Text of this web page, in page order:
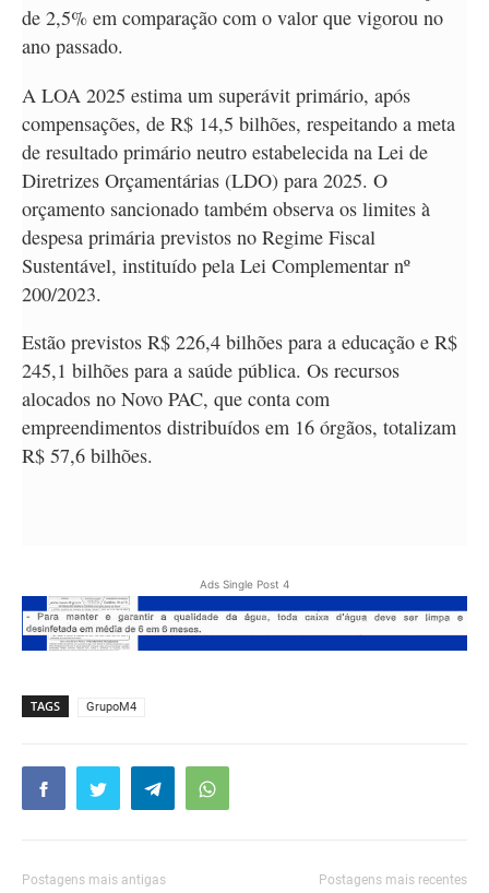
de 2,5% em comparação com o valor que vigorou no
ano passado.
A LOA 2025 estima um superávit primário, após
compensações, de R$ 14,5 bilhões, respeitando a meta
de resultado primário neutro estabelecida na Lei de
Diretrizes Orçamentárias (LDO) para 2025. O
orçamento sancionado também observa os limites à
despesa primária previstos no Regime Fiscal
Sustentável, instituído pela Lei Complementar nº
200/2023.
Estão previstos R$ 226,4 bilhões para a educação e R$
245,1 bilhões para a saúde pública. Os recursos
alocados no Novo PAC, que conta com
empreendimentos distribuídos em 16 órgãos, totalizam
R$ 57,6 bilhões.
Ads Single Post 4
TAGS GrupoM4
Postagens mais antigas Postagens mais recentes